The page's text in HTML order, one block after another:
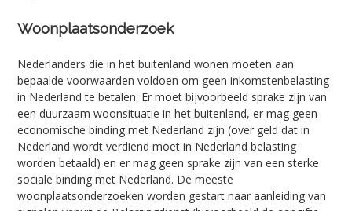
Woonplaatsonderzoek
Nederlanders die in het buitenland wonen moeten aan
bepaalde voorwaarden voldoen om geen inkomstenbelasting
in Nederland te betalen. Er moet bijvoorbeeld sprake zijn van
een duurzaam woonsituatie in het buitenland, er mag geen
economische binding met Nederland zijn (over geld dat in
Nederland wordt verdiend moet in Nederland belasting
worden betaald) en er mag geen sprake zijn van een sterke
sociale binding met Nederland. De meeste
woonplaatsonderzoeken worden gestart naar aanleiding van